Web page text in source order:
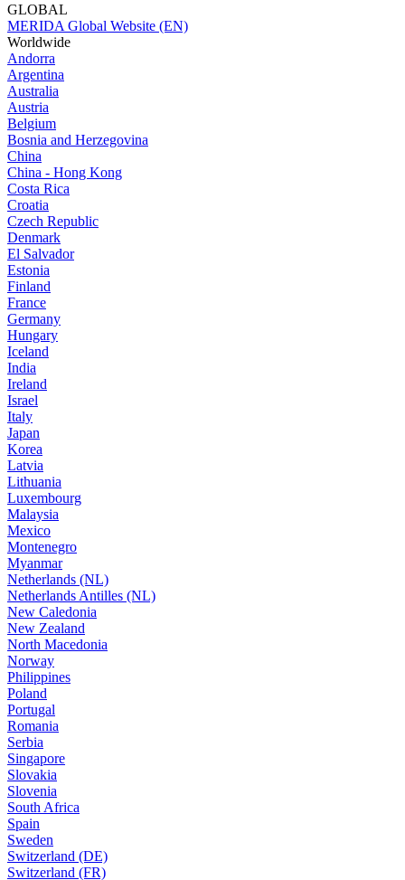
GLOBAL
MERIDA Global Website (EN)
Worldwide
Andorra
Argentina
Australia
Austria
Belgium
Bosnia and Herzegovina
China
China - Hong Kong
Costa Rica
Croatia
Czech Republic
Denmark
El Salvador
Estonia
Finland
France
Germany
Hungary
Iceland
India
Ireland
Israel
Italy
Japan
Korea
Latvia
Lithuania
Luxembourg
Malaysia
Mexico
Montenegro
Myanmar
Netherlands (NL)
Netherlands Antilles (NL)
New Caledonia
New Zealand
North Macedonia
Norway
Philippines
Poland
Portugal
Romania
Serbia
Singapore
Slovakia
Slovenia
South Africa
Spain
Sweden
Switzerland (DE)
Switzerland (FR)